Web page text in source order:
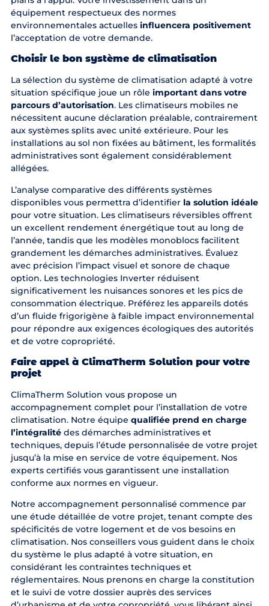
équipement respectueux des normes
environnementales actuelles influencera positivement
l’acceptation de votre demande.
Choisir le bon système de climatisation
La sélection du système de climatisation adapté à votre
situation spécifique joue un rôle important dans votre
parcours d’autorisation. Les climatiseurs mobiles ne
nécessitent aucune déclaration préalable, contrairement
aux systèmes splits avec unité extérieure. Pour les
installations au sol non fixées au bâtiment, les formalités
administratives sont également considérablement
allégées.
L’analyse comparative des différents systèmes
disponibles vous permettra d’identifier la solution idéale
pour votre situation. Les climatiseurs réversibles offrent
un excellent rendement énergétique tout au long de
l’année, tandis que les modèles monoblocs facilitent
grandement les démarches administratives. Évaluez
avec précision l’impact visuel et sonore de chaque
option. Les technologies Inverter réduisent
significativement les nuisances sonores et les pics de
consommation électrique. Préférez les appareils dotés
d’un fluide frigorigène à faible impact environnemental
pour répondre aux exigences écologiques des autorités
et de votre copropriété.
Faire appel à ClimaTherm Solution pour votre
projet
ClimaTherm Solution vous propose un
accompagnement complet pour l’installation de votre
climatisation. Notre équipe qualifiée prend en charge
l’intégralitédes démarches administratives et
techniques, depuis l’étude personnalisée de votre projet
jusqu’à la mise en service de votre équipement. Nos
experts certifiés vous garantissent une installation
conforme aux normes en vigueur.
Notre accompagnement personnalisé commence par
une étude détaillée de votre projet, tenant compte des
spécificités de votre logement et de vos besoins en
climatisation. Nos conseillers vous guident dans le choix
du système le plus adapté à votre situation, en
considérant les contraintes techniques et
réglementaires. Nous prenons en charge la constitution
et le suivi de votre dossier auprès des services